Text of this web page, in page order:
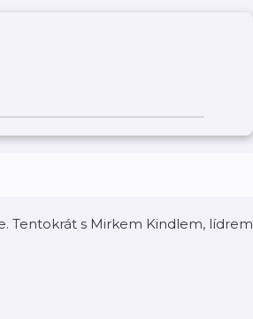
Tentokrát s Mirkem Kindlem, lídrem